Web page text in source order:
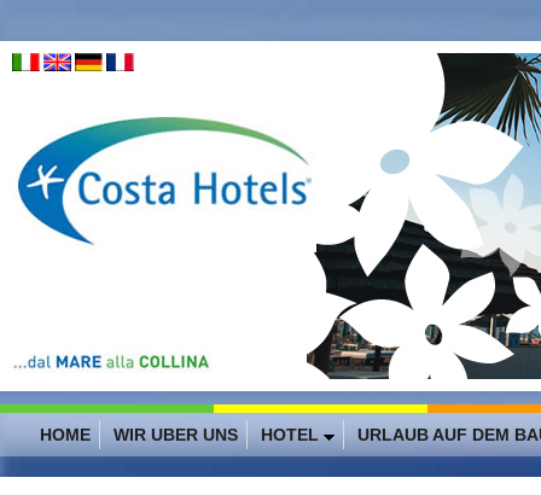
HOME WIR UBER UNS HOTEL URLAUB AUF DEM